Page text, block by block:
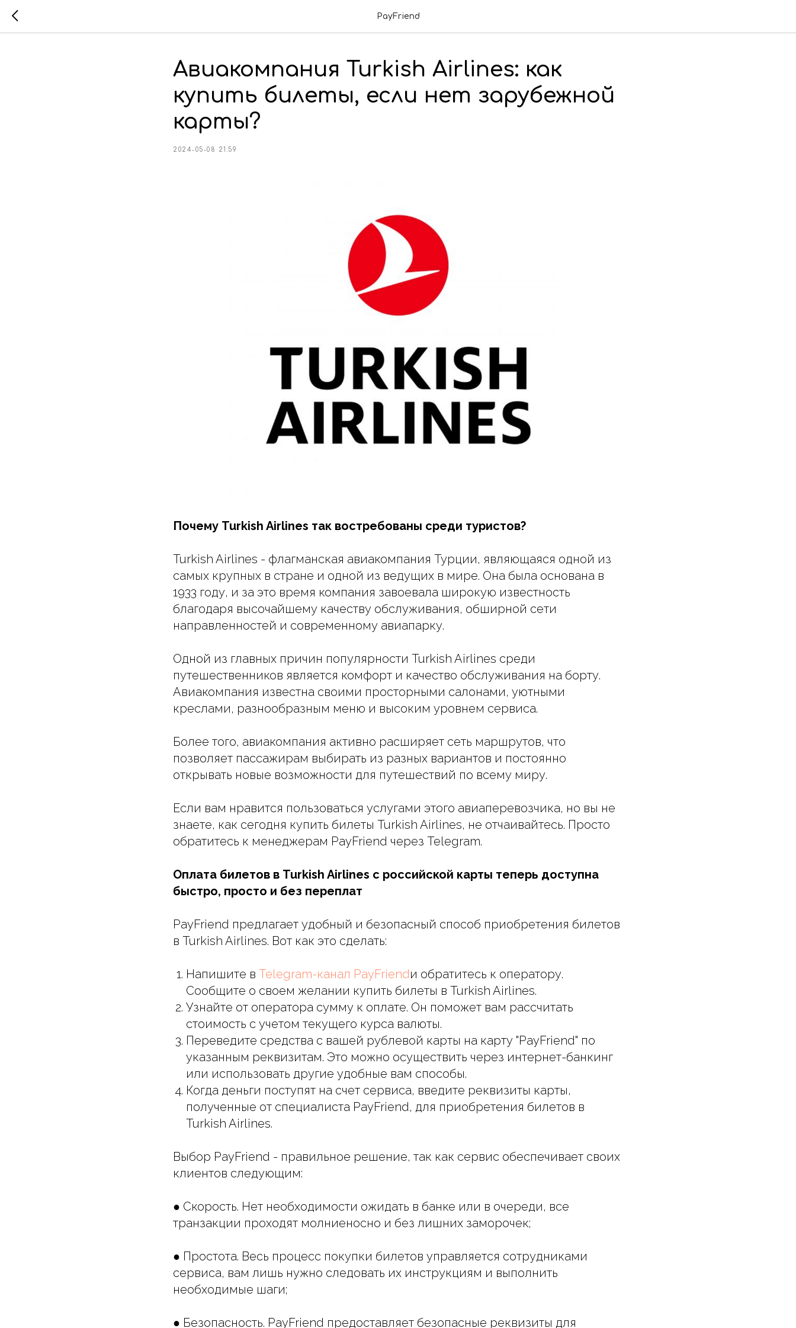
PayFriend
Авиакомпания Turkish Airlines: как
купить билеты, если нет зарубежной
карты?
2024-05-08 21:59
Почему Turkish Airlines так востребованы среди туристов?
Turkish Airlines - флагманская авиакомпания Турции, являющаяся одной из
самых крупных в стране и одной из ведущих в мире. Она была основана в
1933 году, и за это время компания завоевала широкую известность
благодаря высочайшему качеству обслуживания, обширной сети
направленностей и современному авиапарку.
Одной из главных причин популярности Turkish Airlines среди
путешественников является комфорт и качество обслуживания на борту.
Авиакомпания известна своими просторными салонами, уютными
креслами, разнообразным меню и высоким уровнем сервиса.
Более того, авиакомпания активно расширяет сеть маршрутов, что
позволяет пассажирам выбирать из разных вариантов и постоянно
открывать новые возможности для путешествий по всему миру.
Если вам нравится пользоваться услугами этого авиаперевозчика, но вы не
знаете, как сегодня купить билеты Turkish Airlines, не отчаивайтесь. Просто
обратитесь к менеджерам PayFriend через Telegram.
Оплата билетов в Turkish Airlines с российской карты теперь доступна
быстро, просто и без переплат
PayFriend предлагает удобный и безопасный способ приобретения билетов
в Turkish Airlines. Вот как это сделать:
Напишите в Telegram-канал PayFriendи обратитесь к оператору.
Сообщите о своем желании купить билеты в Turkish Airlines.
Узнайте от оператора сумму к оплате. Он поможет вам рассчитать
стоимость с учетом текущего курса валюты.
Переведите средства с вашей рублевой карты на карту "PayFriend" по
указанным реквизитам. Это можно осуществить через интернет-банкинг
или использовать другие удобные вам способы.
Когда деньги поступят на счет сервиса, введите реквизиты карты,
полученные от специалиста PayFriend, для приобретения билетов в
Turkish Airlines.
Выбор PayFriend - правильное решение, так как сервис обеспечивает своих
клиентов следующим:
● Скорость. Нет необходимости ожидать в банке или в очереди, все
транзакции проходят молниеносно и без лишних заморочек;
● Простота. Весь процесс покупки билетов управляется сотрудниками
сервиса, вам лишь нужно следовать их инструкциям и выполнить
необходимые шаги;
● Безопасность. PayFriend предоставляет безопасные реквизиты для